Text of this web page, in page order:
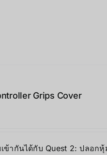
Grips Cover
ข้ากันได้กับ Quest 2: ปลอกหุ้